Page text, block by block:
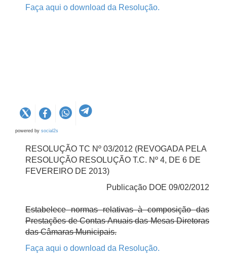
Faça aqui o download da Resolução.
powered by social2s
RESOLUÇÃO TC Nº 03/2012 (REVOGADA PELA
RESOLUÇÃO RESOLUÇÃO T.C. Nº 4, DE 6 DE
FEVEREIRO DE 2013)
Publicação DOE 09/02/2012
Estabelece normas relativas à composição das
Prestações de Contas Anuais das Mesas Diretoras
das Câmaras Municipais.
Faça aqui o download da Resolução.